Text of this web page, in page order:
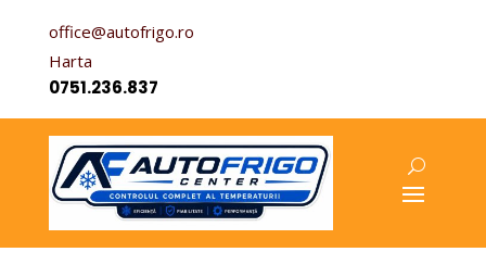
office@autofrigo.ro
Harta
0751.236.837